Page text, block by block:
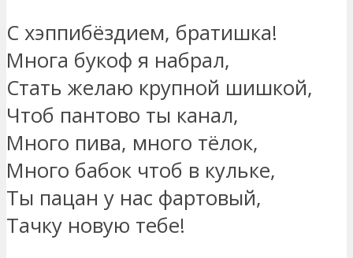
С хэппибёздием, братишка!
Многа букоф я набрал,
Стать желаю крупной шишкой,
Чтоб пантово ты канал,
Много пива, много тёлок,
Много бабок чтоб в кульке,
Ты пацан у нас фартовый,
Тачку новую тебе!